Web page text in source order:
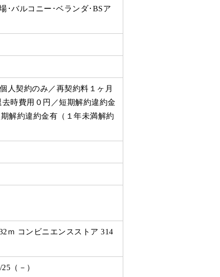
･バルコニー･ベランダ･BSア
人契約のみ／再契約料１ヶ月
時費用０円／短期解約違約金
解約違約金有（１年未満解約
ｍ コンビニエンスストア 314
（－）